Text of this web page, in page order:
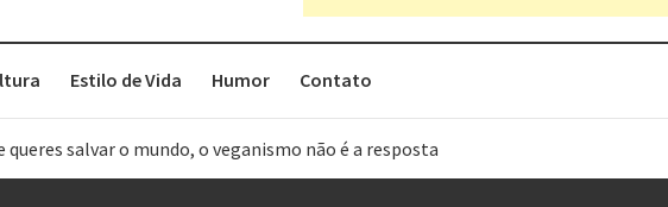
Estilo de Vida Humor Contato
queres salvar o mundo, o veganismo não é a resposta
que filmar isso daí